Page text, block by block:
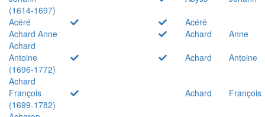
(1614-1697)
Acéré
Acéré
Achard Anne
Achard
Anne
Achard
Antoine
(1696-1772)
Achard
Antoine
Achard
François
(1699-1782)
Achard
François